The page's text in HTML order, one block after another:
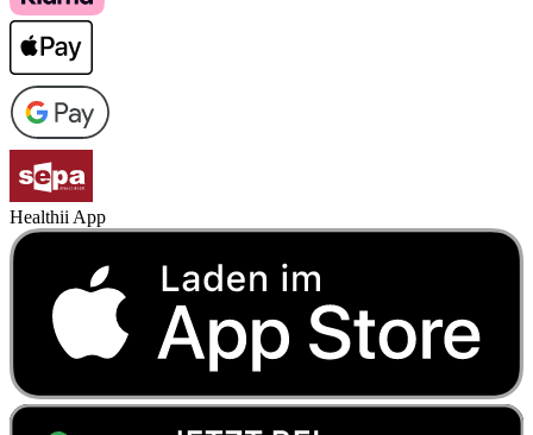
Healthii App